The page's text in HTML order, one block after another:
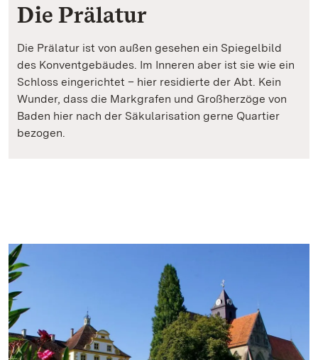
Die Prälatur
Die Prälatur ist von außen gesehen ein Spiegelbild
des Konventgebäudes. Im Inneren aber ist sie wie ein
Schloss eingerichtet – hier residierte der Abt. Kein
Wunder, dass die Markgrafen und Großherzöge von
Baden hier nach der Säkularisation gerne Quartier
bezogen.